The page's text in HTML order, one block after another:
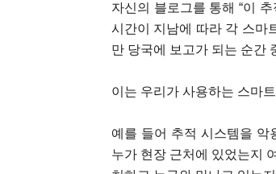
자신의 블로그를 통해 “이
시간이 지남에 따라 각 스마
만 당국에 보고가 되는 순간
이는 우리가 사용하는 스마
예를 들어 추적 시스템을 악
누가 현장 근처에 있었는지